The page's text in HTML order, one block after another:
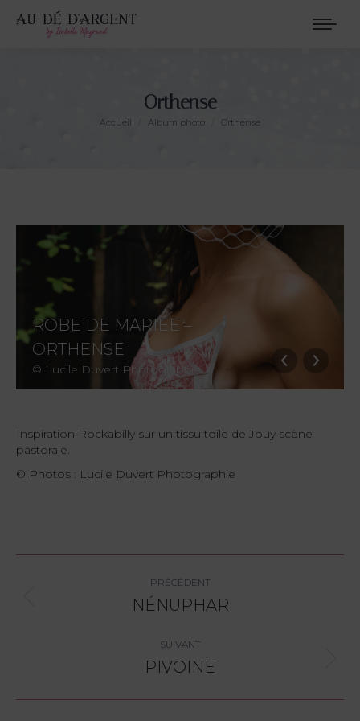
Orthense
Vous êtes ici :
Accueil Album photo Orthense
ROBE DE MARIÉE –
ORTHENSE
© Lucile Duvert Photographie
Inspiration Rockabilly sur un tissu toile de Jouy scène
pastorale.
© Photos : Lucile Duvert Photographie
PRÉCÉDENT
Album
NÉNUPHAR
SUIVANT
Album
:
PIVOINE